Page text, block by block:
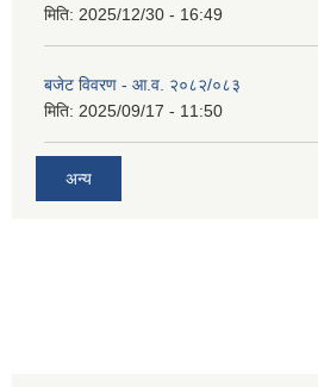
मिति: 2025/12/30 - 16:49
बजेट विवरण - आ.व. २०८२/०८३
मिति: 2025/09/17 - 11:50
अन्य